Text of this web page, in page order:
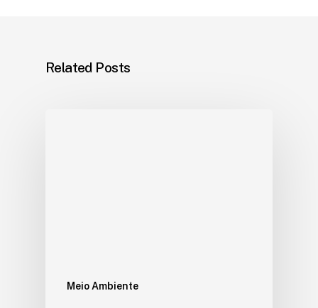
Related Posts
Meio Ambiente